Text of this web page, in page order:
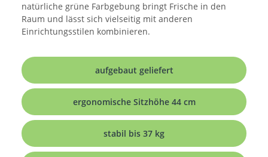
natürliche grüne Farbgebung bringt Frische in den
Raum und lässt sich vielseitig mit anderen
Einrichtungsstilen kombinieren.
aufgebaut geliefert
ergonomische Sitzhöhe 44 cm
stabil bis 37 kg